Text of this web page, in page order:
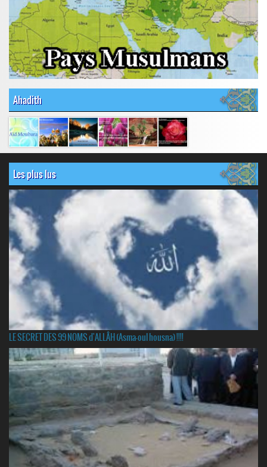
Ahadith
Les plus lus
LE SECRET DES 99 NOMS d'ALLÂH (Asma-oul housna) !!!!